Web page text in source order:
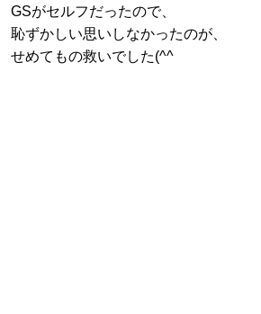
GSがセルフだったので、
恥ずかしい思いしなかったのが、
せめてもの救いでした(^^ゞ